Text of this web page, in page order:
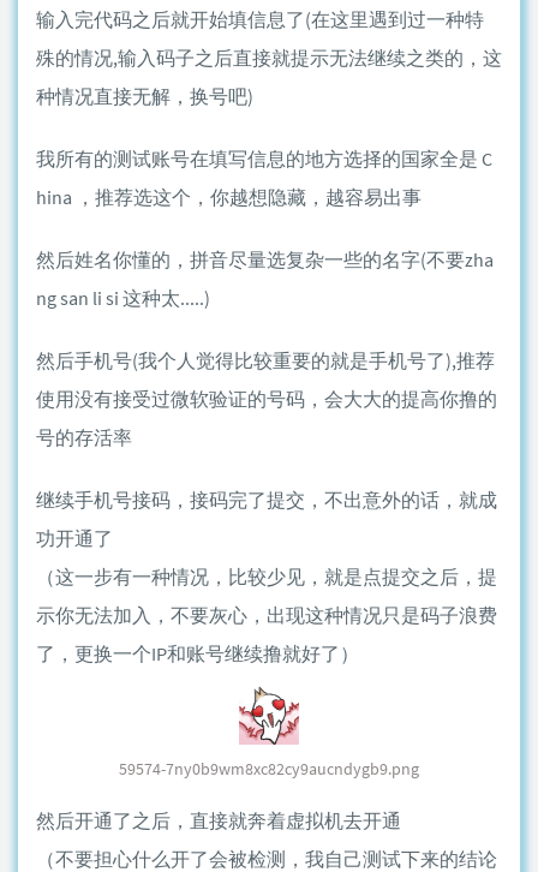
输入完代码之后就开始填信息了(在这里遇到过一种特
殊的情况,输入码子之后直接就提示无法继续之类的，这
种情况直接无解，换号吧)
我所有的测试账号在填写信息的地方选择的国家全是 C
hina ，推荐选这个，你越想隐藏，越容易出事
然后姓名你懂的，拼音尽量选复杂一些的名字(不要zha
ng san li si 这种太.....)
然后手机号(我个人觉得比较重要的就是手机号了),推荐
使用没有接受过微软验证的号码，会大大的提高你撸的
号的存活率
继续手机号接码，接码完了提交，不出意外的话，就成
功开通了
（这一步有一种情况，比较少见，就是点提交之后，提
示你无法加入，不要灰心，出现这种情况只是码子浪费
了，更换一个IP和账号继续撸就好了）
59574-7ny0b9wm8xc82cy9aucndygb9.png
然后开通了之后，直接就奔着虚拟机去开通
（不要担心什么开了会被检测，我自己测试下来的结论